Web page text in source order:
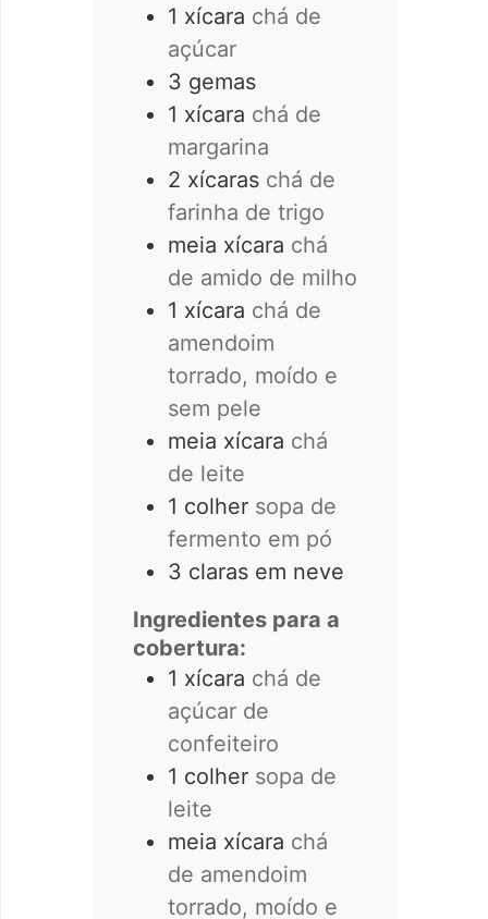
1 xícara chá de
açúcar
3 gemas
1 xícara chá de
margarina
2 xícaras chá de
farinha de trigo
meia xícara chá
de amido de milho
1 xícara chá de
amendoim
torrado, moído e
sem pele
meia xícara chá
de leite
1 colher sopa de
fermento em pó
3 claras em neve
Ingredientes para a
cobertura:
1 xícara chá de
açúcar de
confeiteiro
1 colher sopa de
leite
meia xícara chá
de amendoim
torrado, moído e